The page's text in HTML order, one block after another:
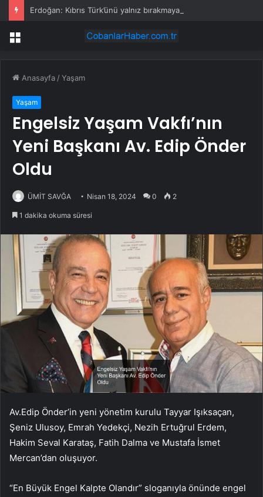
Erdoğan: Kıbrıs Türk’ünü yalnız bırakmayacağız
Menü
Anasayfa /Yaşam
Yaşam
Engelsiz Yaşam Vakfı’nın
Yeni Başkanı Av. Edip Önder
Oldu
ÜMİT SAVĞA Nisan 18, 2024 0 2
1 dakika okuma süresi
Av.Edip Önder’in yeni yönetim kurulu Tayyar Işıksaçan,
Şeniz Ulusoy, Emrah Yedekçi, Nezih Ertuğrul Erdem,
Hakim Seval Karataş, Fatih Dalma ve Mustafa İsmet
Mercan’dan oluşuyor.
“En Büyük Engel Kalpte Olandır” sloganıyla önünde engel